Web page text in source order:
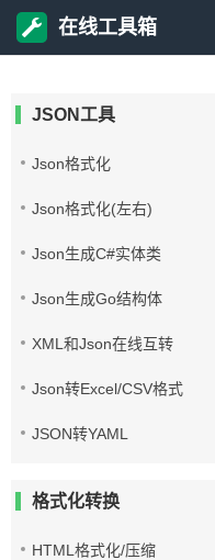
在线工具箱
JSON工具
Json格式化
Json格式化(左右)
Json生成C#实体类
Json生成Go结构体
XML和Json在线互转
Json转Excel/CSV格式
JSON转YAML
格式化转换
HTML格式化/压缩